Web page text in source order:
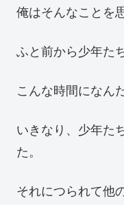
俺はそんなことを
ふと前から少年た
こんな時間になん
いきなり、少年た
た。
それにつられて他